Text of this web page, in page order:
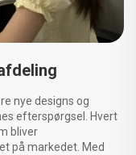
nye designs og
efterspørgsel. Hvert
bliver
på markedet. Med